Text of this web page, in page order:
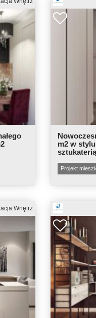
m2 w
sztukaterią
Projekt
Wnętrz